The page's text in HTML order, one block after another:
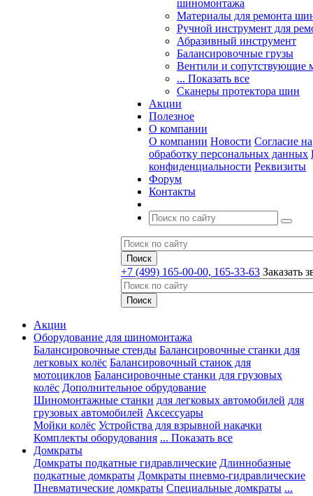
шиномонтажа
Материалы для ремонта
Ручной инструмент для
Абразивный инструмент
Балансировочные грузы
Вентили и сопутствующие
... Показать все
Сканеры протектора шин
Акции
Полезное
О компании
О компании Новости Согласие на
обработку персональных данных
конфиденциальности Реквизиты
Форум
Контакты
+7 (499) 165-00-00, 165-33-63 Заказать
Акции
Оборудование для шиномонтажа
Балансировочные стенды Балансировочные станки для
легковых колёс Балансировочный станок для
мотоциклов Балансировочные станки для грузовых
колёс Дополнительное обрудование
Шиномонтажные станки для легковых автомобилей для
грузовых автомобилей Аксессуары
Мойки колёс Устройства для взрывной накачки
Комплекты оборудования ... Показать все
Домкраты
Домкраты подкатные гидравлические Длиннобазные
подкатные домкраты Домкраты пневмо-гидравлические
Пневматические домкраты Специальные домкраты ...